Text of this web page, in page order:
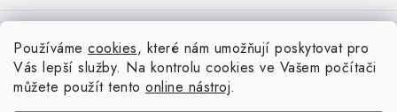
Používáme cookies, které nám umožňují poskytovat pro
Vás lepší služby. Na kontrolu cookies ve Vašem počítači
můžete použít tento online nástroj.
á
Doprava
Nepřehlédněte